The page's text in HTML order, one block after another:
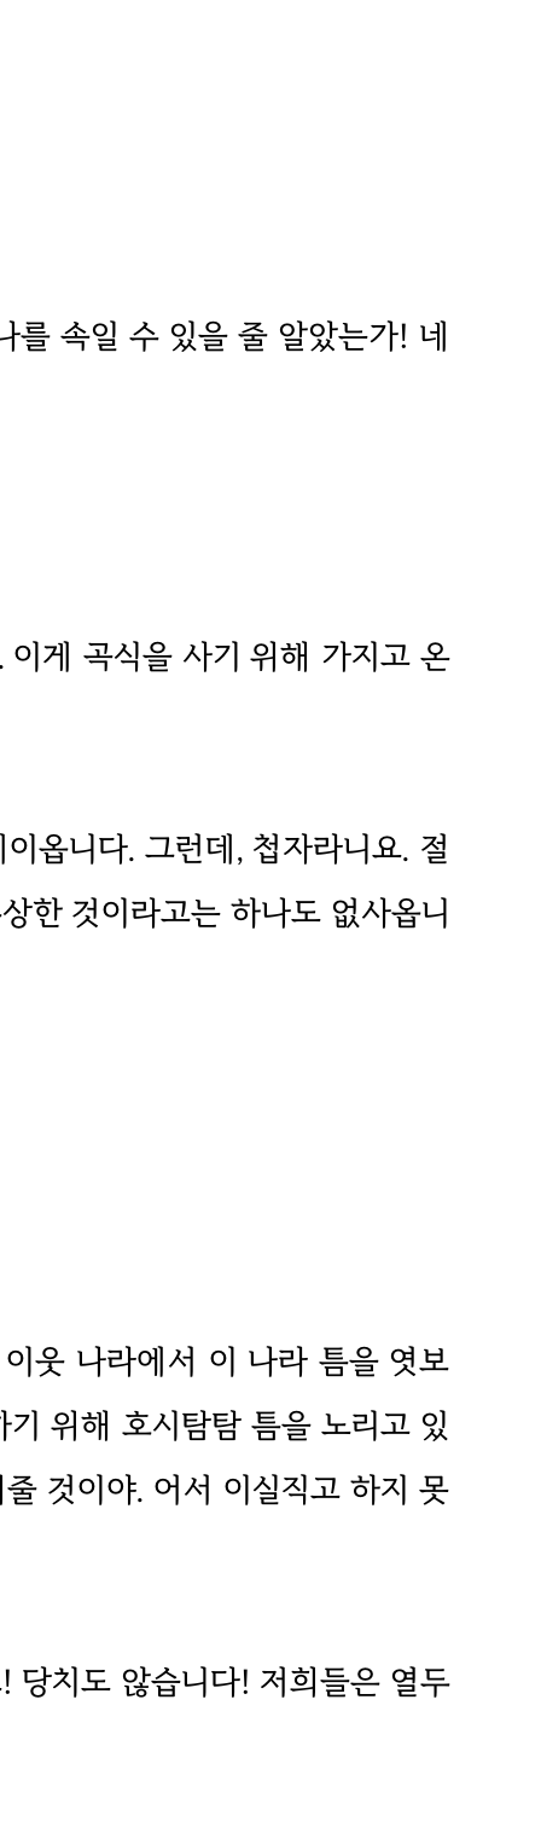
를 속일 수 있을 줄 알았는가! 네
게 곡식을 사기 위해 가지고 온
옵니다. 그런데, 첩자라니요. 절
한 것이라고는 하나도 없사옵니
웃 나라에서 이 나라 틈을 엿보
위해 호시탐탐 틈을 노리고 있
것이야. 어서 이실직고 하지 못
당치도 않습니다! 저희들은 열두